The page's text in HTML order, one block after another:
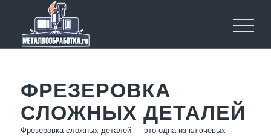
ФРЕЗЕРОВКА
СЛОЖНЫХ ДЕТАЛЕЙ
Фрезеровка сложных деталей — это одна из ключевых